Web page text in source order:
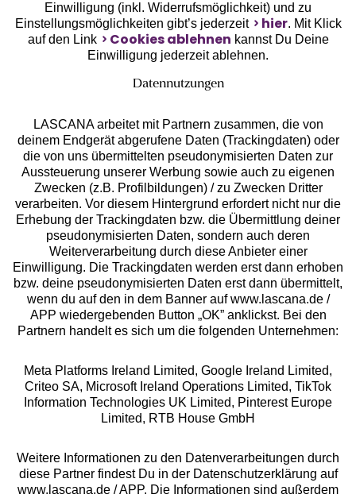
Services
Beratung
Über uns
Rechtliches
Alle Preise inkl. MwSt., zzgl.
Versandkosten
** Bonität vorausgesetzt, berechtigt zur Bonitätsprüfung
Einwilligung (inkl. Widerrufsmöglichkeit) und zu
Einstellungsmöglichkeiten gibt’s jederzeit
hier. Mit Klick
auf den Link
Cookies ablehnen kannst Du Deine
Einwilligung jederzeit ablehnen.
Datennutzungen
LASCANA arbeitet mit Partnern zusammen, die von
deinem Endgerät abgerufene Daten (Trackingdaten) oder
die von uns übermittelten pseudonymisierten Daten zur
Aussteuerung unserer Werbung sowie auch zu eigenen
Zwecken (z.B. Profilbildungen) / zu Zwecken Dritter
verarbeiten. Vor diesem Hintergrund erfordert nicht nur die
Erhebung der Trackingdaten bzw. die Übermittlung deiner
pseudonymisierten Daten, sondern auch deren
Weiterverarbeitung durch diese Anbieter einer
Einwilligung. Die Trackingdaten werden erst dann erhoben
bzw. deine pseudonymisierten Daten erst dann übermittelt,
wenn du auf den in dem Banner auf www.lascana.de /
APP wiedergebenden Button „OK” anklickst. Bei den
Partnern handelt es sich um die folgenden Unternehmen:
Meta Platforms Ireland Limited, Google Ireland Limited,
Criteo SA, Microsoft Ireland Operations Limited, TikTok
Information Technologies UK Limited, Pinterest Europe
Limited, RTB House GmbH
Weitere Informationen zu den Datenverarbeitungen durch
diese Partner findest Du in der Datenschutzerklärung auf
www.lascana.de / APP. Die Informationen sind außerdem